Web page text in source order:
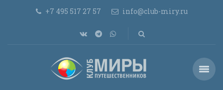
+7 495 517 27 57 info@club-miry.ru